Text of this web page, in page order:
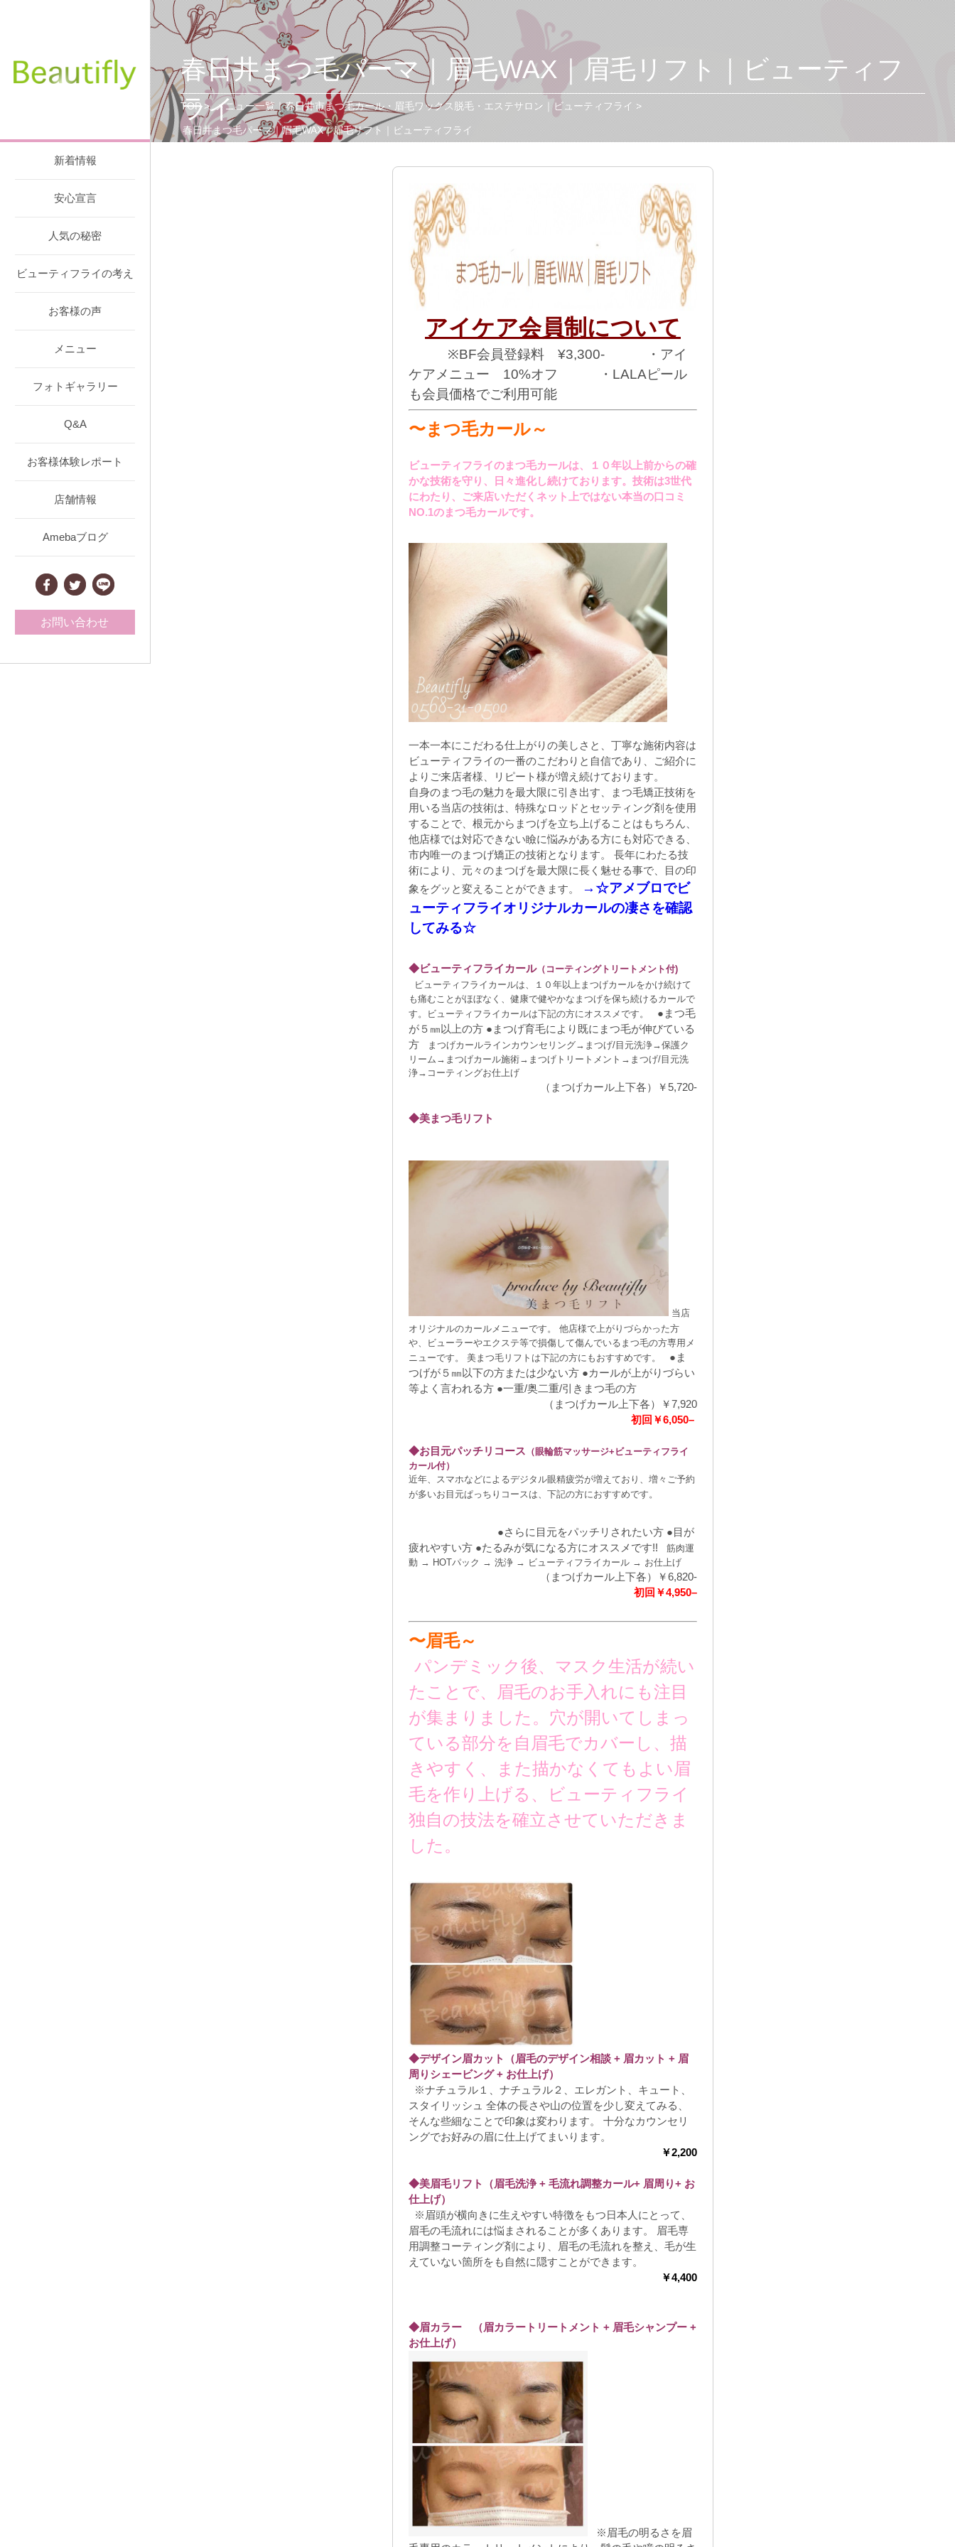
新着情報
安心宣言
人気の秘密
ビューティフライの考え
お客様の声
メニュー
フォトギャラリー
Q&A
お客様体験レポート
店舗情報
Amebaブログ
お問い合わせ
春日井まつ毛パーマ｜眉毛WAX｜眉毛リフト｜ビューティフ
ライ
TOP>メニュー一覧｜春日井市まつ毛カール・眉毛ワックス脱毛・エステサロン｜ビューティフライ>
春日井まつ毛パーマ｜眉毛WAX｜眉毛リフト｜ビューティフライ
アイケア会員制について
※BF会員登録料 ¥3,300-
・アイ
ケアメニュー 10%オフ
・LALAピール
も会員価格でご利用可能
〜まつ毛カール～
ビューティフライのまつ毛カールは、１０年以上前からの確
かな技術を守り、日々進化し続けております。技術は3世代
にわたり、ご来店いただくネット上ではない本当の口コミ
NO.1のまつ毛カールです。
一本一本にこだわる仕上がりの美しさと、丁寧な施術内容は
ビューティフライの一番のこだわりと自信であり、ご紹介に
よりご来店者様、リピート様が増え続けております。
自身のまつ毛の魅力を最大限に引き出す、まつ毛矯正技術を
用いる当店の技術は、特殊なロッドとセッティング剤を使用
することで、根元からまつげを立ち上げることはもちろん、
他店様では対応できない瞼に悩みがある方にも対応できる、
市内唯一のまつげ矯正の技術となります。 長年にわたる技
術により、元々のまつげを最大限に長く魅せる事で、目の印
象をグッと変えることができます。
→☆アメブロでビ
ューティフライオリジナルカールの凄さを確認
してみる☆
◆ビューティフライカール（コーティングトリートメント付)
ビューティフライカールは、１０年以上まつげカールをかけ続けて
も痛むことがほぼなく、健康で健やかなまつげを保ち続けるカールで
す。ビューティフライカールは下記の方にオススメです。
●まつ毛
が５㎜以上の方 ●まつげ育毛により既にまつ毛が伸びている
方
まつげカールラインカウンセリング→ まつげ/目元洗浄→保護ク
リーム → まつげカール施術→ まつげトリートメント → まつげ/目元洗
浄→ コーティングお仕上げ
（まつげカール上下各）￥5,720-
◆美まつ毛リフト
当店
オリジナルのカールメニューです。
他店様で上がりづらかった方
や、ビューラーやエクステ等で損傷して傷んでいるまつ毛の方専用メ
ニューです。
美まつ毛リフトは下記の方にもおすすめです。
●ま
つげが５㎜以下の方または少ない方 ●カールが上がりづらい
等よく言われる方 ●一重/奥二重/引きまつ毛の方
（まつげカール上下各）￥7,920
初回￥6,050–
◆お目元パッチリコース （眼輪筋マッサージ+ ビューティフライ
カール付）
近年、スマホなどによるデジタル眼精疲労が増えており、増々ご予約
が多いお目元ぱっちりコースは、下記の方におすすめです。
●さらに目元をパッチリされたい方 ●目が
疲れやすい方 ●たるみが気になる方にオススメです!!筋肉運
動 → HOTパック →洗浄 → ビューティフライカール → お仕上げ
（まつげカール上下各）￥6,820-
初回￥4,950–
〜眉毛～
パンデミック後、マスク生活が続い
たことで、眉毛のお手入れにも注目
が集まりました。穴が開いてしまっ
ている部分を自眉毛でカバーし、描
きやすく、また描かなくてもよい眉
毛を作り上げる、ビューティフライ
独自の技法を確立させていただきま
した。
◆デザイン眉カット（眉毛のデザイン相談 + 眉カット + 眉
周りシェービング+ お仕上げ）
※ナチュラル１、ナチュラル２、エレガント、キュート、
スタイリッシュ 全体の長さや山の位置を少し変えてみる、
そんな些細なことで印象は変わります。 十分なカウンセリ
ングでお好みの眉に仕上げてまいります。
￥2,200
◆美眉毛リフト（眉毛洗浄+毛流れ調整カール+ 眉周り+ お
仕上げ）
※眉頭が横向きに生えやすい特徴をもつ日本人にとって、
眉毛の毛流れには悩まされることが多くあります。 眉毛専
用調整コーティング剤により、眉毛の毛流れを整え、毛が生
えていない箇所をも自然に隠すことができます。
￥4,400
◆眉カラー （眉カラートリートメント + 眉毛シャンプー +
お仕上げ）
※眉毛の明るさを眉